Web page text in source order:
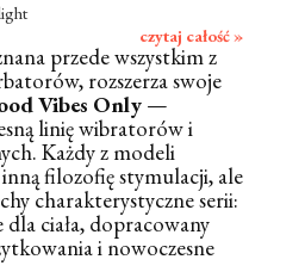
czytaj całość »
przede wszystkim z
rozszerza swoje
Vibes Only —
linię wibratorów i
Każdy z modeli
filozofię stymulacji, ale
charakterystyczne serii:
dla ciała, dopracowany
i nowoczesne